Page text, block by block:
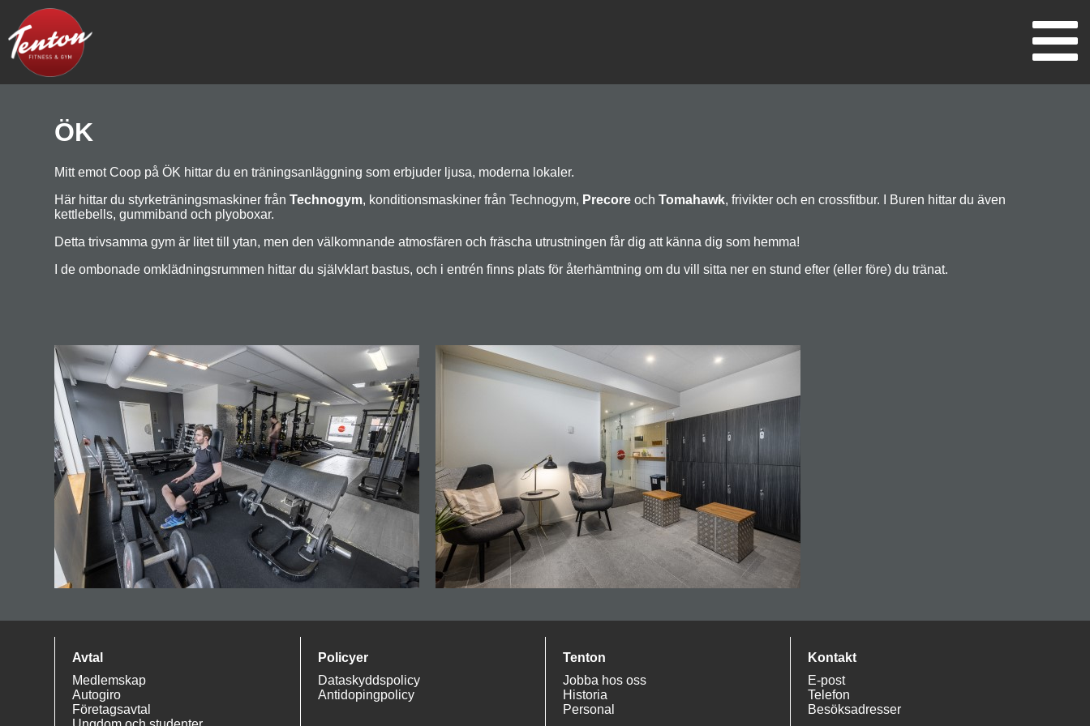
ÖK
Mitt emot Coop på ÖK hittar du en träningsanläggning som erbjuder ljusa, moderna lokaler.
Här hittar du styrketräningsmaskiner frånTechnogym, konditionsmaskiner från Technogym, PrecoreochTomahawk, frivikter och en crossfitbur. I Buren hittar du även
kettlebells, gummiband och plyoboxar.
Detta trivsamma gym är litet till ytan, men den välkomnande atmosfären och fräscha utrustningen får dig att känna dig som hemma!
I de ombonade omklädningsrummen hittar du självklart bastus, och i entrén finns plats för återhämtning om du vill sitta ner en stund efter (eller före) du tränat.
Avtal
Medlemskap
Autogiro
Företagsavtal
Policyer
Dataskyddspolicy
Antidopingpolicy
Tenton
Jobba hos oss
Historia
Personal
Kontakt
E-post
Telefon
Besöksadresser